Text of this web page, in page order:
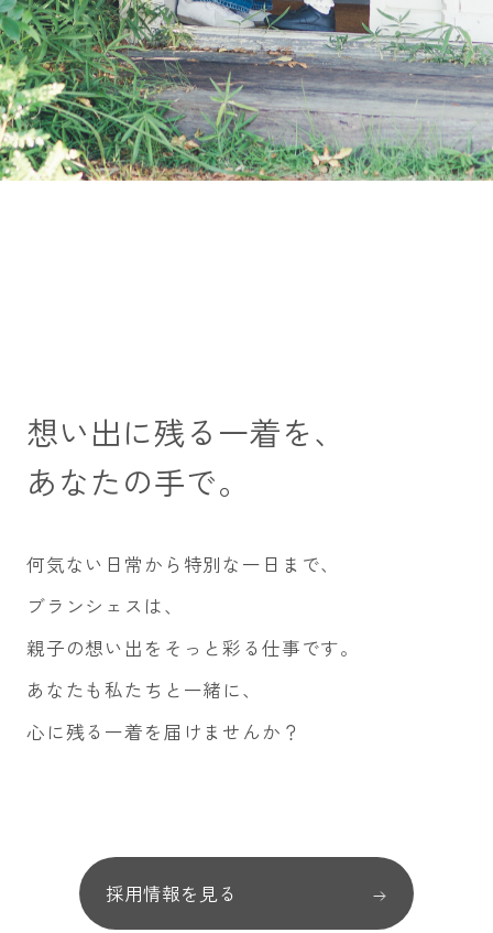
想い出に残る一着を、
あなたの手で。
何気ない日常から特別な一日まで、
ブランシェスは、
親子の想い出をそっと彩る仕事です。
あなたも私たちと一緒に、
心に残る一着を届けませんか？
採用情報を見る